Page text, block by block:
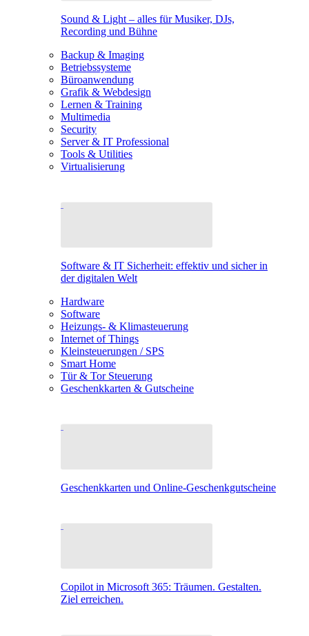
Sound & Light – alles für Musiker, DJs,
Recording und Bühne
Backup & Imaging
Betriebssysteme
Büroanwendung
Grafik & Webdesign
Lernen & Training
Multimedia
Security
Server & IT Professional
Tools & Utilities
Virtualisierung
Software & IT Sicherheit: effektiv und sicher in
der digitalen Welt
Hardware
Software
Heizungs- & Klimasteuerung
Internet of Things
Kleinsteuerungen / SPS
Smart Home
Tür & Tor Steuerung
Geschenkkarten & Gutscheine
Geschenkkarten und Online-Geschenkgutscheine
Copilot in Microsoft 365: Träumen. Gestalten.
Ziel erreichen.